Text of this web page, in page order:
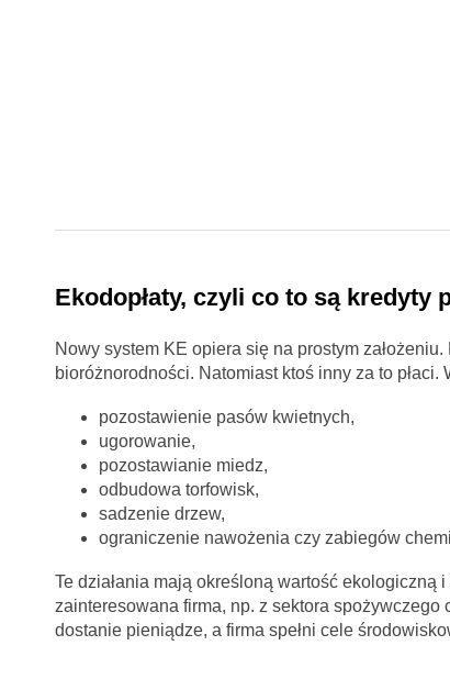
Ekodopłaty, czyli co to są kredyty
Nowy system KE opiera się na prostym
bioróżnorodności. Natomiast ktoś inny za to
pozostawienie pasów kwietnych,
ugorowanie,
pozostawianie miedz,
odbudowa torfowisk,
sadzenie drzew,
ograniczenie nawożenia czy zabiegów
Te działania mają określoną wartość ekologiczną
zainteresowana firma, np. z sektora spożywczego
dostanie pieniądze, a firma spełni cele